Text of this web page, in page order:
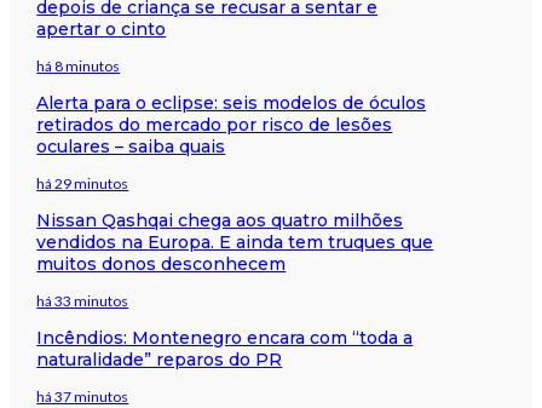
depois de criança se recusar a sentar e
apertar o cinto
há 8 minutos
Alerta para o eclipse: seis modelos de óculos
retirados do mercado por risco de lesões
oculares – saiba quais
há 29 minutos
Nissan Qashqai chega aos quatro milhões
vendidos na Europa. E ainda tem truques que
muitos donos desconhecem
há 33 minutos
Incêndios: Montenegro encara com “toda a
naturalidade” reparos do PR
há 37 minutos